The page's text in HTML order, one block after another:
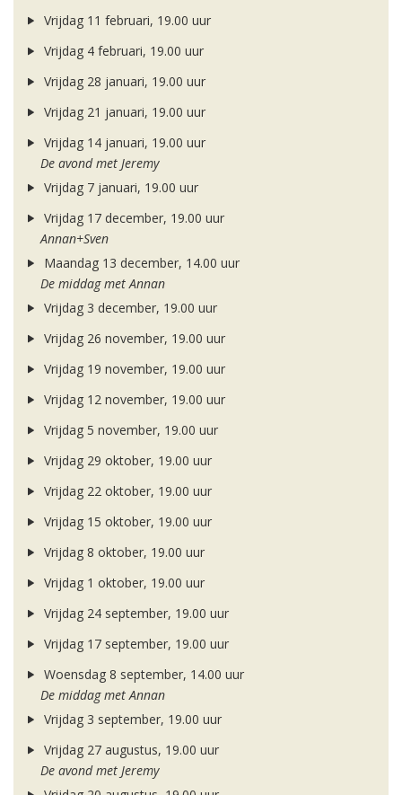
Vrijdag 11 februari, 19.00 uur
Vrijdag 4 februari, 19.00 uur
Vrijdag 28 januari, 19.00 uur
Vrijdag 21 januari, 19.00 uur
Vrijdag 14 januari, 19.00 uur
De avond met Jeremy
Vrijdag 7 januari, 19.00 uur
Vrijdag 17 december, 19.00 uur
Annan+Sven
Maandag 13 december, 14.00 uur
De middag met Annan
Vrijdag 3 december, 19.00 uur
Vrijdag 26 november, 19.00 uur
Vrijdag 19 november, 19.00 uur
Vrijdag 12 november, 19.00 uur
Vrijdag 5 november, 19.00 uur
Vrijdag 29 oktober, 19.00 uur
Vrijdag 22 oktober, 19.00 uur
Vrijdag 15 oktober, 19.00 uur
Vrijdag 8 oktober, 19.00 uur
Vrijdag 1 oktober, 19.00 uur
Vrijdag 24 september, 19.00 uur
Vrijdag 17 september, 19.00 uur
Woensdag 8 september, 14.00 uur
De middag met Annan
Vrijdag 3 september, 19.00 uur
Vrijdag 27 augustus, 19.00 uur
De avond met Jeremy